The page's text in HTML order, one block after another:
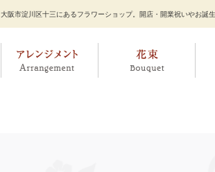
大阪市淀川区十三にあるフラワーショップ。開店・開業祝いやお誕